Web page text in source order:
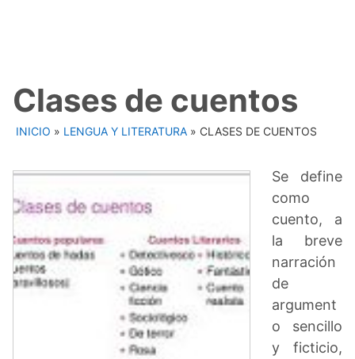
Clases de cuentos
INICIO » LENGUA Y LITERATURA » CLASES DE CUENTOS
Se define
como
cuento, a
la breve
narración
de
argument
o sencillo
y ficticio,